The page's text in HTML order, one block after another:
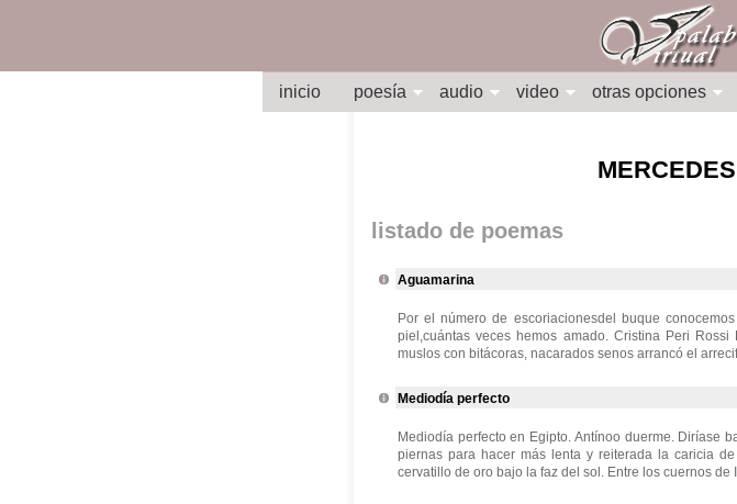
inicio poesía audio video otras opciones
listado de poemas
Aguamarina
Por el número de escoriacionesdel buque
piel,cuántas veces hemos amado. Cristina Peri
muslos con bitácoras, nacarados senos arrancó el
Mediodía perfecto
Mediodía perfecto en Egipto. Antínoo duerme. Diríase
piernas para hacer más lenta y reiterada la caricia
cervatillo de oro bajo la faz del sol. Entre los cuernos de